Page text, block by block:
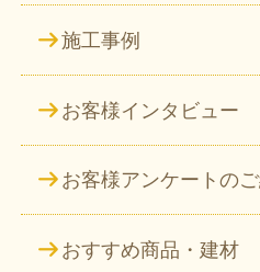
施工事例
お客様インタビュー
お客様アンケートの
おすすめ商品・建材